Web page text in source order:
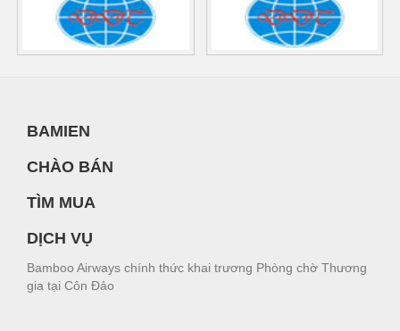
BAMIEN
CHÀO BÁN
TÌM MUA
DỊCH VỤ
Bamboo Airways chính thức khai trương Phòng chờ Thương
gia tại Côn Đảo